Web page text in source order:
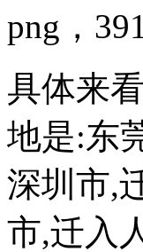
png，
具体来
地是:东
深圳市,
市,迁入